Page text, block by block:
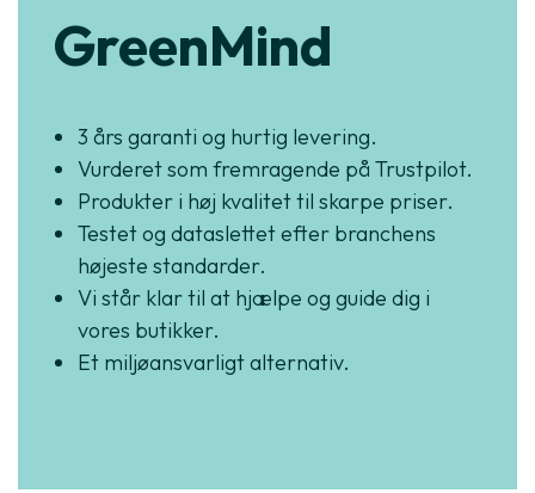
GreenMind
3 års garanti og hurtig levering.
Vurderet som fremragende på Trustpilot.
Produkter i høj kvalitet til skarpe priser.
Testet og dataslettet efter branchens
højeste standarder.
Vi står klar til at hjælpe og guide dig i
vores butikker.
Et miljøansvarligt alternativ.